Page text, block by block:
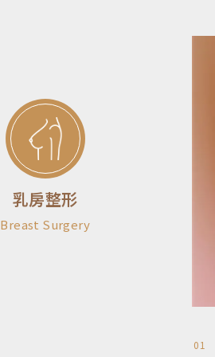
乳房整形
Breast Surgery
01